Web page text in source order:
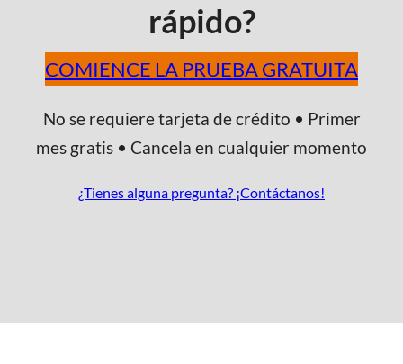
rápido?
COMIENCE LA PRUEBA GRATUITA
No se requiere tarjeta de crédito • Primer
mes gratis • Cancela en cualquier momento
¿Tienes alguna pregunta? ¡Contáctanos!